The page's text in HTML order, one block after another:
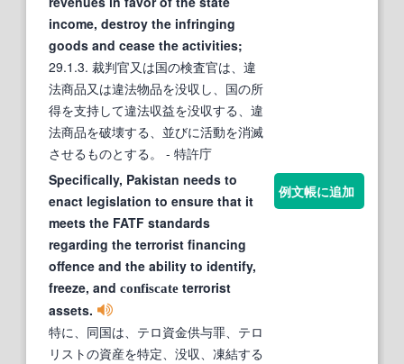
income, destroy the infringing
goods and cease the activities;
29.1.3. 裁判官又は国の検査官は、違
法商品又は違法物品を没収し、国の所
得を支持して違法収益を没収する、違
法商品を破壊する、並びに活動を消滅
させるものとする。
- 特許庁
Specifically, Pakistan needs to
enact legislation to ensure that it
meets the FATF standards
regarding the terrorist financing
offence and the ability to identify,
freeze, and confiscate terrorist
assets.
特に、同国は、テロ資金供与罪、テロ
リストの資産を特定、没収、凍結する
例文帳に追加